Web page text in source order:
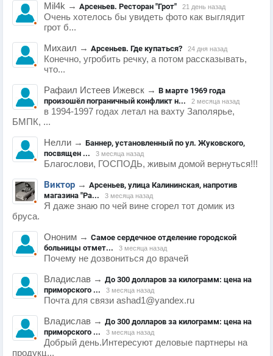
Mil4k → Арсеньев. Ресторан "Грот" 21 день назад
Очень хотелось бы увидеть фото как выглядит
грот б...
Михаил → Арсеньев. Где купаться? 24 дня назад
Конечно, угробить речку, а потом рассказывать,
что...
Рафаил Истеев Ижевск → В марте 1969 года
произошёл пограничный конфликт н...
2 месяца назад
в 1994-1997 годах летал на вахту Заполярье,
БМПК, ...
Нелли → Баннер, установленный по ул. Жуковского,
посвящен ...
3 месяца назад
Благослови, ГОСПОДЬ, живым домой вернуться!!!
Виктор → Арсеньев, улица Калининская, напротив
магазина "Ра...
3 месяца назад
Я даже знаю по чей вине сгорел тот домик из
бруса.
Ононим → Самое сердечное отделение городской
больницы отмет...
3 месяца назад
Почему не дозвониться до врачей
Владислав → До 300 долларов за килограмм: цена на
приморского ...
3 месяца назад
Почта для связи ashad1@yandex.ru
Владислав → До 300 долларов за килограмм: цена на
приморского ...
3 месяца назад
Добрый день.Интересуют деловые партнеры на
продукц...